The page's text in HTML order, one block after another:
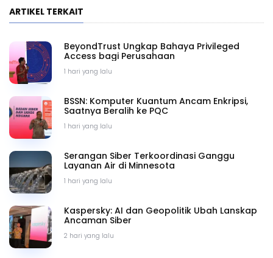
ARTIKEL TERKAIT
1 hari yang lalu
BeyondTrust Ungkap Bahaya Privileged
Access bagi Perusahaan
1 hari yang lalu
BSSN: Komputer Kuantum Ancam Enkripsi,
Saatnya Beralih ke PQC
1 hari yang lalu
Serangan Siber Terkoordinasi Ganggu
Layanan Air di Minnesota
2 hari yang lalu
Kaspersky: AI dan Geopolitik Ubah Lanskap
Ancaman Siber